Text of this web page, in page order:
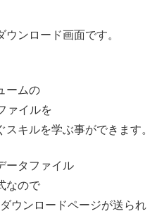
ンロード画面です。
ームの
ァイルを
キルを学ぶ事ができます。
ータファイル
なので
ウンロードページが送られ